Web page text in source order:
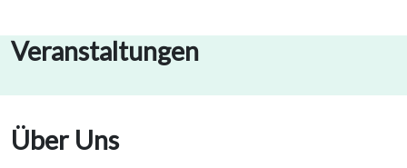
Veranstaltungen
Über Uns